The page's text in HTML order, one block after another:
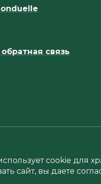
связь
cookie для
сайт, вы даете